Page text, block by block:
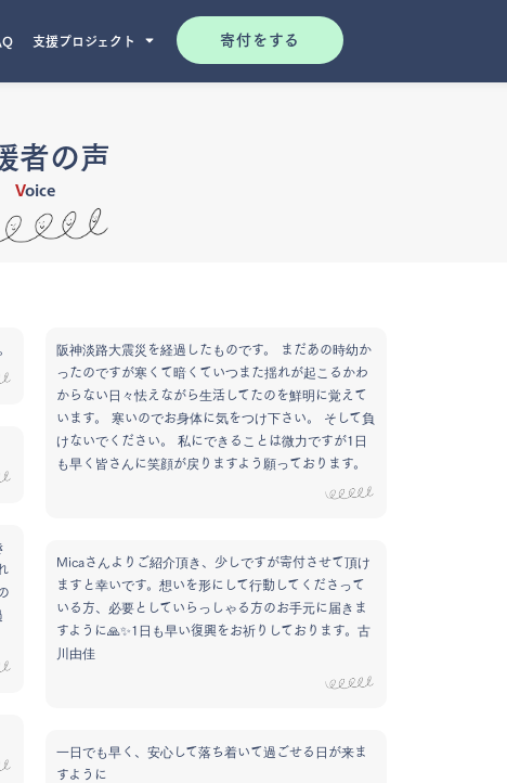
支援プロジェクト 寄付をする
者の声
Voice
阪神淡路大震災を経過したものです。 まだあの時幼か
ったのですが寒くて暗くていつまた揺れが起こるかわ
からない日々怯えながら生活してたのを鮮明に覚えて
います。 寒いのでお身体に気をつけ下さい。 そして負
けないでください。 私にできることは微力ですが1日
も早く皆さんに笑顔が戻りますよう願っております。
Micaさんよりご紹介頂き、少しですが寄付させて頂け
ますと幸いです。想いを形にして行動してくださって
いる方、必要としていらっしゃる方のお手元に届きま
すように🙏✨1日も早い復興をお祈りしております。古
川由佳
一日でも早く、安心して落ち着いて過ごせる日が来ま
すように